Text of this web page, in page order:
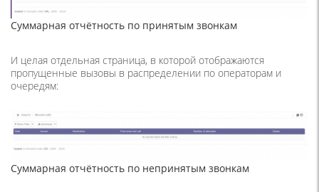
Суммарная отчётность по принятым звонкам
И целая отдельная страница, в которой отображаются
пропущенные вызовы в распределении по операторам и
очередям:
Суммарная отчётность по непринятым звонкам